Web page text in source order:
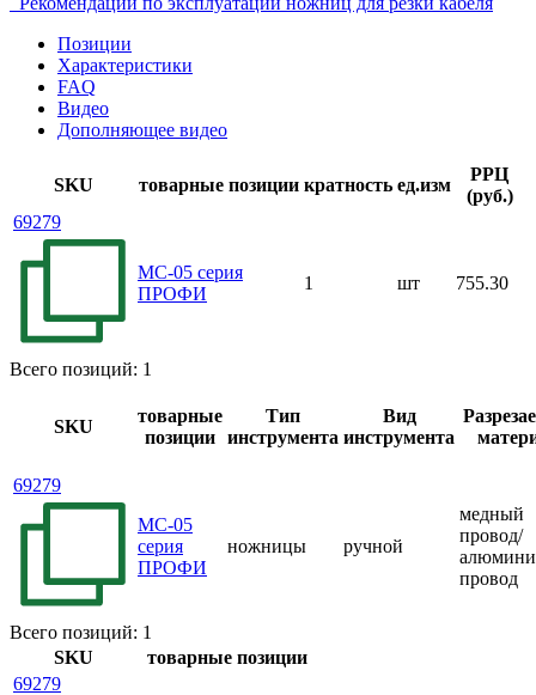
Позиции
Характеристики
FAQ
Видео
Дополняющее видео
SKU товарные позиции кратность ед.изм
РРЦ
(руб.)
69279
MC-05 серия
ПРОФИ
1 шт 755.30
Всего позиций: 1
SKU
товарные
позиции
Тип
инструмента
Вид
инструмента
69279
MC-05
серия
ПРОФИ
ножницы ручной
медный
провод/
провод
Всего позиций: 1
SKU
товарные позиции
69279